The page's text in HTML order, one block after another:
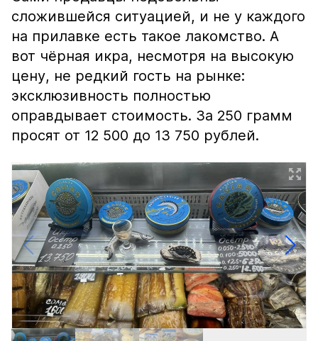
сложившейся ситуацией, и не у каждого
на прилавке есть такое лакомство. А
вот чёрная икра, несмотря на высокую
цену, не редкий гость на рынке:
эксклюзивность полностью
оправдывает стоимость. За 250 грамм
просят от 12 500 до 13 750 рублей.